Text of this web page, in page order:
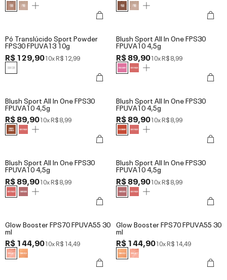
Pó Translúcido Sport Powder
FPS30 FPUVA13 10g
R$ 129,9010xR$ 12,99
Blush Sport All In One FPS30
FPUVA10 4,5g
R$ 89,9010xR$ 8,99
Blush Sport All In One FPS30
FPUVA10 4,5g
R$ 89,9010xR$ 8,99
Blush Sport All In One FPS30
FPUVA10 4,5g
R$ 89,9010xR$ 8,99
Blush Sport All In One FPS30
FPUVA10 4,5g
R$ 89,9010xR$ 8,99
Blush Sport All In One FPS30
FPUVA10 4,5g
R$ 89,9010xR$ 8,99
Glow Booster FPS70 FPUVA55 30
ml
R$ 144,9010xR$ 14,49
Glow Booster FPS70 FPUVA55 30
ml
R$ 144,9010xR$ 14,49